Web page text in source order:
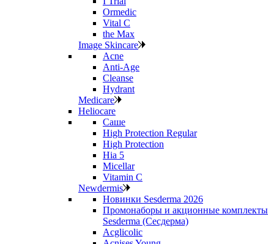
Ormedic
Vital C
the Max
Image Skincare
Acne
Anti‑Age
Cleanse
Hydrant
Medicare
Heliocare
Саше
High Protection Regular
High Protection
Hia 5
Micellar
Vitamin C
Newdermis
Новинки Sesderma 2026
Промонаборы и акционные комплекты
Sesderma (Сесдерма)
Acglicolic